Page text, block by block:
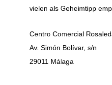
vielen als Geheimtipp
Centro Comercial
Av. Simón Bolívar, s/n
29011 Málaga